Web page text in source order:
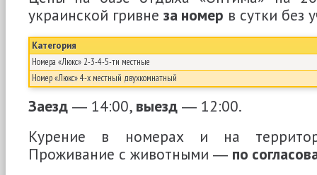
украинской гривне за номер в сутки без
Категория
Номера «Люкс» 2-3-4-5-ти местные
Номер «Люкс» 4-х местный двухкомнатный
Заезд ― 14:00, выезд ― 12:00.
Курение в номерах и на
Проживание с животными ― по